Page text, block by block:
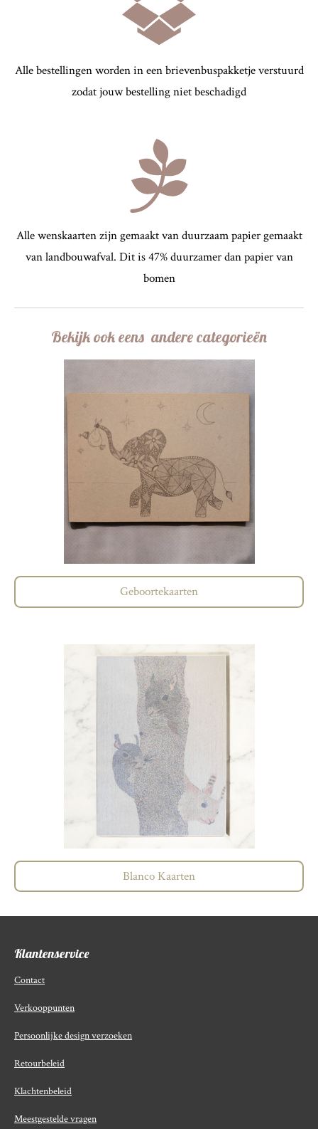
Alle bestellingen worden in een brievenbuspakketje verstuurd
zodat jouw bestelling niet beschadigd
Alle wenskaarten zijn gemaakt van duurzaam papier gemaakt
van landbouwafval. Dit is 47% duurzamer dan papier van
bomen
Bekijk ook eens andere categorieën
Geboortekaarten
Blanco Kaarten
Klantenservice
Contact
Verkooppunten
Persoonlijke design verzoeken
Retourbeleid
Klachtenbeleid
Meestgestelde vragen